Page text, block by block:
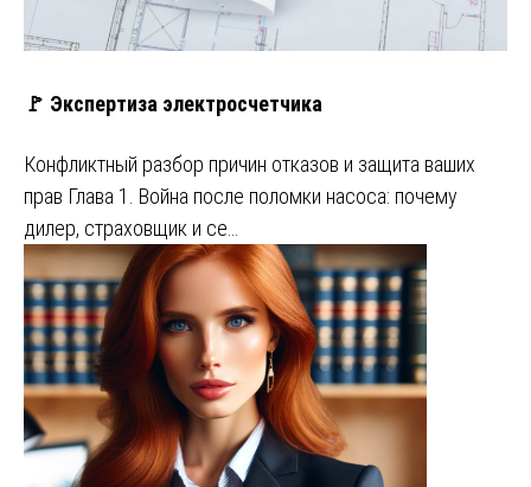
🚩 Экспертиза электросчетчика
Конфликтный разбор причин отказов и защита ваших
прав Глава 1. Война после поломки насоса: почему
дилер, страховщик и се…